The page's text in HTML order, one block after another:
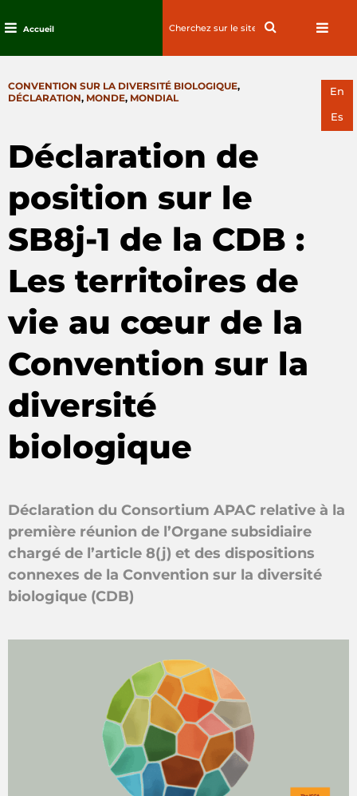
contenu
Accueil
Search
En
Es
CATEGORIES
CONVENTION SUR LA DIVERSITÉ BIOLOGIQUE,
DÉCLARATION, MONDE, MONDIAL
Déclaration de
position sur le
SB8j‑1 de la CDB :
Les territoires de
vie au cœur de la
Convention sur la
diversité
biologique
Déclaration du Consortium APAC relative à la
première réunion de l’Organe subsidiaire
chargé de l’article 8(j) et des dispositions
connexes de la Convention sur la diversité
biologique (CDB)